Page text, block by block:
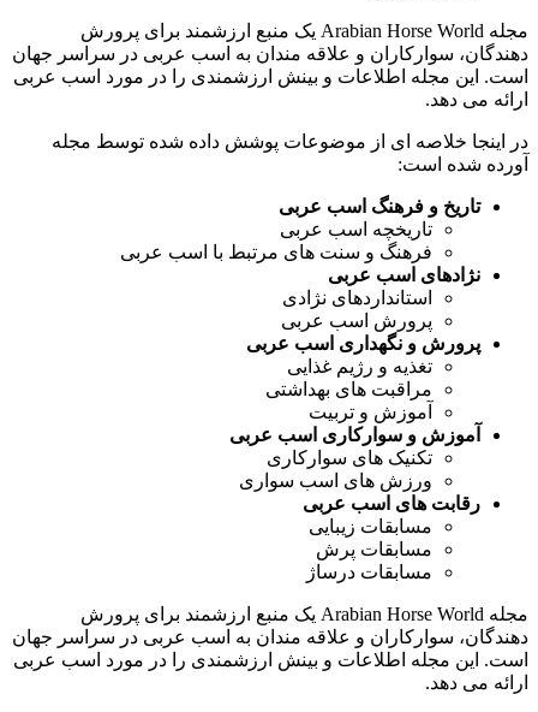
مجله Arabian Horse World یک منبع ارزشمند برای پرورش
دهندگان، سوارکاران و علاقه مندان به اسب عربی در سراسر جهان
است. این مجله اطلاعات و بینش ارزشمندی را در مورد اسب عربی
ارائه می دهد.
در اینجا خلاصه ای از موضوعات پوشش داده شده توسط مجله
آورده شده است:
تاریخ و فرهنگ اسب عربی
تاریخچه اسب عربی
فرهنگ و سنت های مرتبط با اسب عربی
نژادهای اسب عربی
استانداردهای نژادی
پرورش اسب عربی
پرورش و نگهداری اسب عربی
تغذیه و رژیم غذایی
مراقبت های بهداشتی
آموزش و تربیت
آموزش و سوارکاری اسب عربی
تکنیک های سوارکاری
ورزش های اسب سواری
رقابت های اسب عربی
مسابقات زیبایی
مسابقات پرش
مسابقات درساژ
مجله Arabian Horse World یک منبع ارزشمند برای پرورش
دهندگان، سوارکاران و علاقه مندان به اسب عربی در سراسر جهان
است. این مجله اطلاعات و بینش ارزشمندی را در مورد اسب عربی
ارائه می دهد.